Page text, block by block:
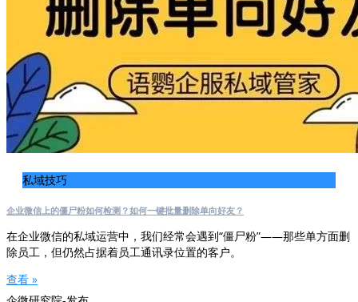
私域技巧
企业微信上的僵尸粉如何检测？如何一键批量删除单向好友？
在企业微信的私域运营中，我们经常会遇到“僵尸粉”——那些单方面删
除员工，但仍然占据着员工通讯录位置的客户。
查看 »